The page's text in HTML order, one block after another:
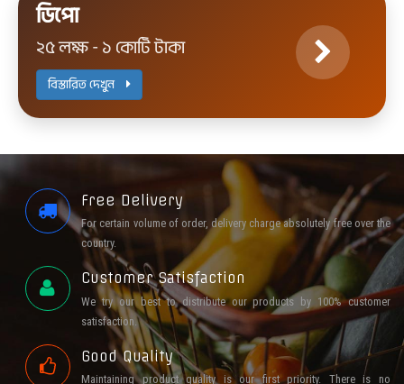
ডিপো
২৫ লক্ষ - ১ কোটি টাকা
বিস্তারিত দেখুন
Free Delivery
For certain volume of order, delivery charge absolutely free over the
country.
Customer Satisfaction
We try our best to distribute our products by 100% customer
satisfaction.
Good Quality
Maintaining product quality is our first priority. There is no